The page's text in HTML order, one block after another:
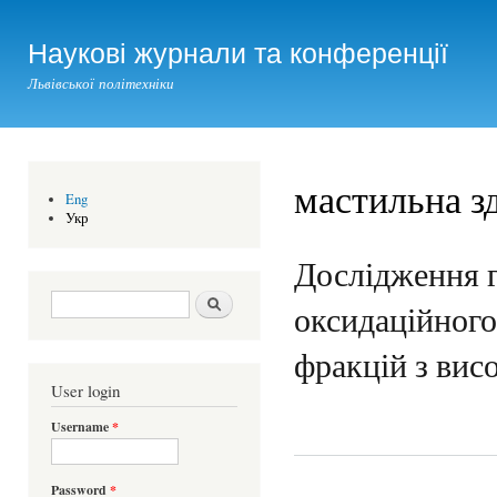
Наукові журнали та конференції
Львівської політехніки
Eng
Укр
Search form Шукати
User login
Username*
Password *
мастильна
Дослідження
фракцій з